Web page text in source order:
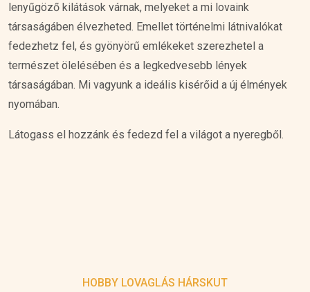
lenyűgöző kilátások várnak, melyeket a mi lovaink
társaságáben élvezheted. Emellet történelmi látnivalókat
fedezhetz fel, és gyönyörű emlékeket szerezhetel a
természet ölelésében és a legkedvesebb lények
társaságában. Mi vagyunk a ideális kisérőid a új élmények
nyomában.
Látogass el hozzánk és fedezd fel a világot a nyeregből.
HOBBY LOVAGLÁS HÁRSKUT